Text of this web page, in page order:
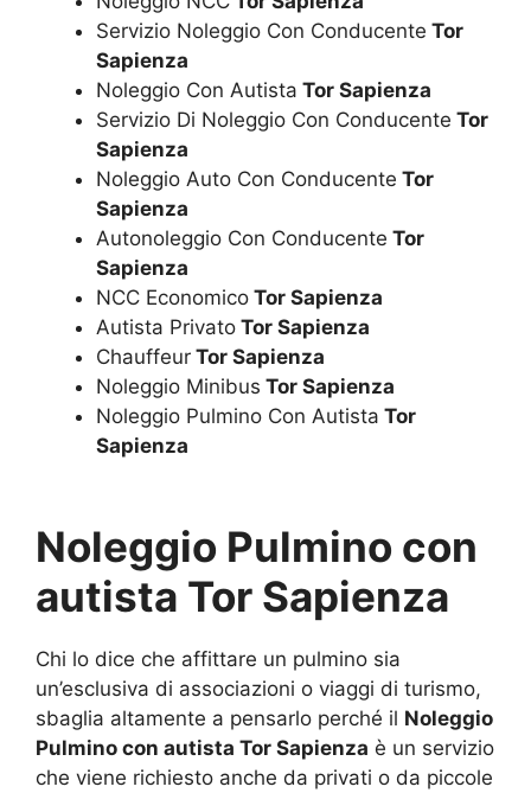
Servizio Noleggio Con Conducente Tor
Sapienza
Noleggio Con Autista Tor Sapienza
Servizio Di Noleggio Con Conducente Tor
Sapienza
Noleggio Auto Con Conducente Tor
Sapienza
Autonoleggio Con Conducente Tor
Sapienza
NCC Economico Tor Sapienza
Autista Privato Tor Sapienza
Chauffeur Tor Sapienza
Noleggio Minibus Tor Sapienza
Noleggio Pulmino Con Autista Tor
Sapienza
Noleggio Pulmino con
autista Tor Sapienza
Chi lo dice che affittare un pulmino sia
un’esclusiva di associazioni o viaggi di turismo,
sbaglia altamente a pensarlo perché il Noleggio
Pulmino con autista Tor Sapienza è un servizio
che viene richiesto anche da privati o da piccole